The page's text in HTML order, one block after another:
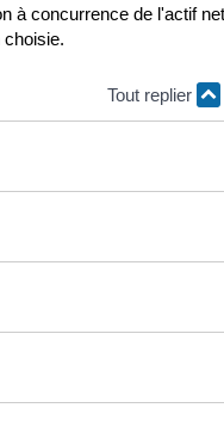
à concurrence de l'actif
Tout replier